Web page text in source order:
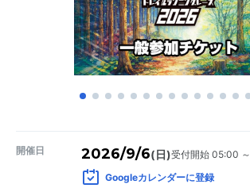
開催日 2026/9/6(日)受付開始 05:00 ～
Googleカレンダーに登録